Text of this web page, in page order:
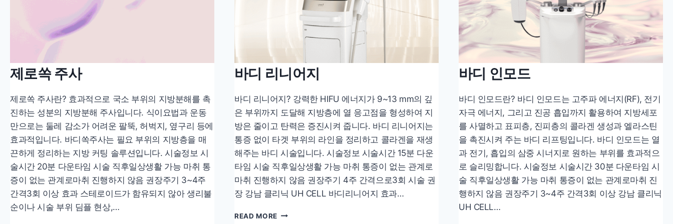
제로쏙 주사
제로쏙 주사란? 효과적으로 국소 부위의 지방분해를 촉
진하는 성분의 지방분해 주사입니다. 식이요법과 운동
만으로는 둘레 감소가 어려운 팔뚝, 허벅지, 옆구리 등에
효과적입니다. 바디쏙주사는 필요 부위의 지방층을 매
끈하게 정리하는 지방 커팅 솔루션입니다. 시술정보 시
술시간 20분 다운타임 시술 직후일상생활 가능 마취 통
증이 없는 관계로마취 진행하지 않음 권장주기 3~4주
간격3회 이상 효과 스테로이드가 함유되지 않아 생리불
순이나 시술 부위 딤플 현상,…
바디 리니어지
바디 리니어지? 강력한 HIFU 에너지가 9~13 mm의 깊
은 부위까지 도달해 지방층에 열 응고점을 형성하여 지
방은 줄이고 탄력은 증진시켜 줍니다. 바디 리니어지는
통증 없이 타겟 부위의 라인을 정리하고 콜라겐을 재생
해주는 바디 시술입니다. 시술정보 시술시간 15분 다운
타임 시술 직후일상생활 가능 마취 통증이 없는 관계로
마취 진행하지 않음 권장주기 4주 간격으로3회 시술 권
장 강남 클리닉 UH CELL 바디리니어지 효과…
READ MORE 바
바디 인모드
바디 인모드란? 바디 인모드는 고주파 에너지(RF), 전기
자극 에너지, 그리고 진공 흡입까지 활용하여 지방세포
를 사멸하고 표피층, 진피층의 콜라겐 생성과 엘라스틴
을 촉진시켜 주는 바디 리프팅입니다. 바디 인모드는 열
과 전기, 흡입의 삼중 시너지로 원하는 부위를 효과적으
로 슬리밍합니다. 시술정보 시술시간 30분 다운타임 시
술 직후일상생활 가능 마취 통증이 없는 관계로마취 진
행하지 않음 권장주기 3~4주 간격3회 이상 강남 클리닉
UH CELL…